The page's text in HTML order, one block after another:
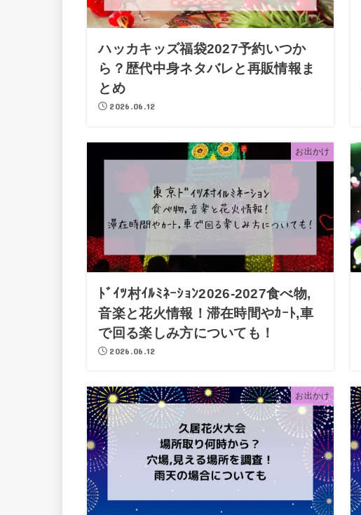
ハッカキッズ福袋2027予約いつか
ら？歴代中身ネタバレと再販情報ま
とめ
2026.06.12
お出かけ
ﾄﾞｲﾂ村ｲﾙﾐﾈｰｼｮﾝ2026-2027食べ物,
音楽と花火情報！滞在時間やｶｰﾄ,車
で回る楽しみ方についても！
2026.06.12
お出かけ